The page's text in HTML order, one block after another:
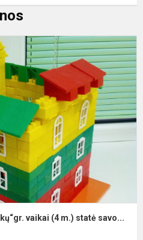
vaikai (4 m.) statė savo...